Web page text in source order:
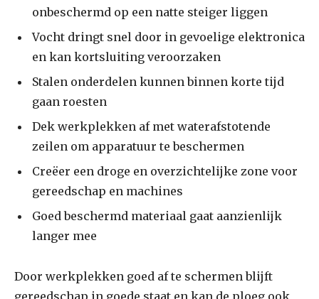
onbeschermd op een natte steiger liggen
Vocht dringt snel door in gevoelige elektronica
en kan kortsluiting veroorzaken
Stalen onderdelen kunnen binnen korte tijd
gaan roesten
Dek werkplekken af met waterafstotende
zeilen om apparatuur te beschermen
Creëer een droge en overzichtelijke zone voor
gereedschap en machines
Goed beschermd materiaal gaat aanzienlijk
langer mee
Door werkplekken goed af te schermen blijft
gereedschap in goede staat en kan de ploeg ook